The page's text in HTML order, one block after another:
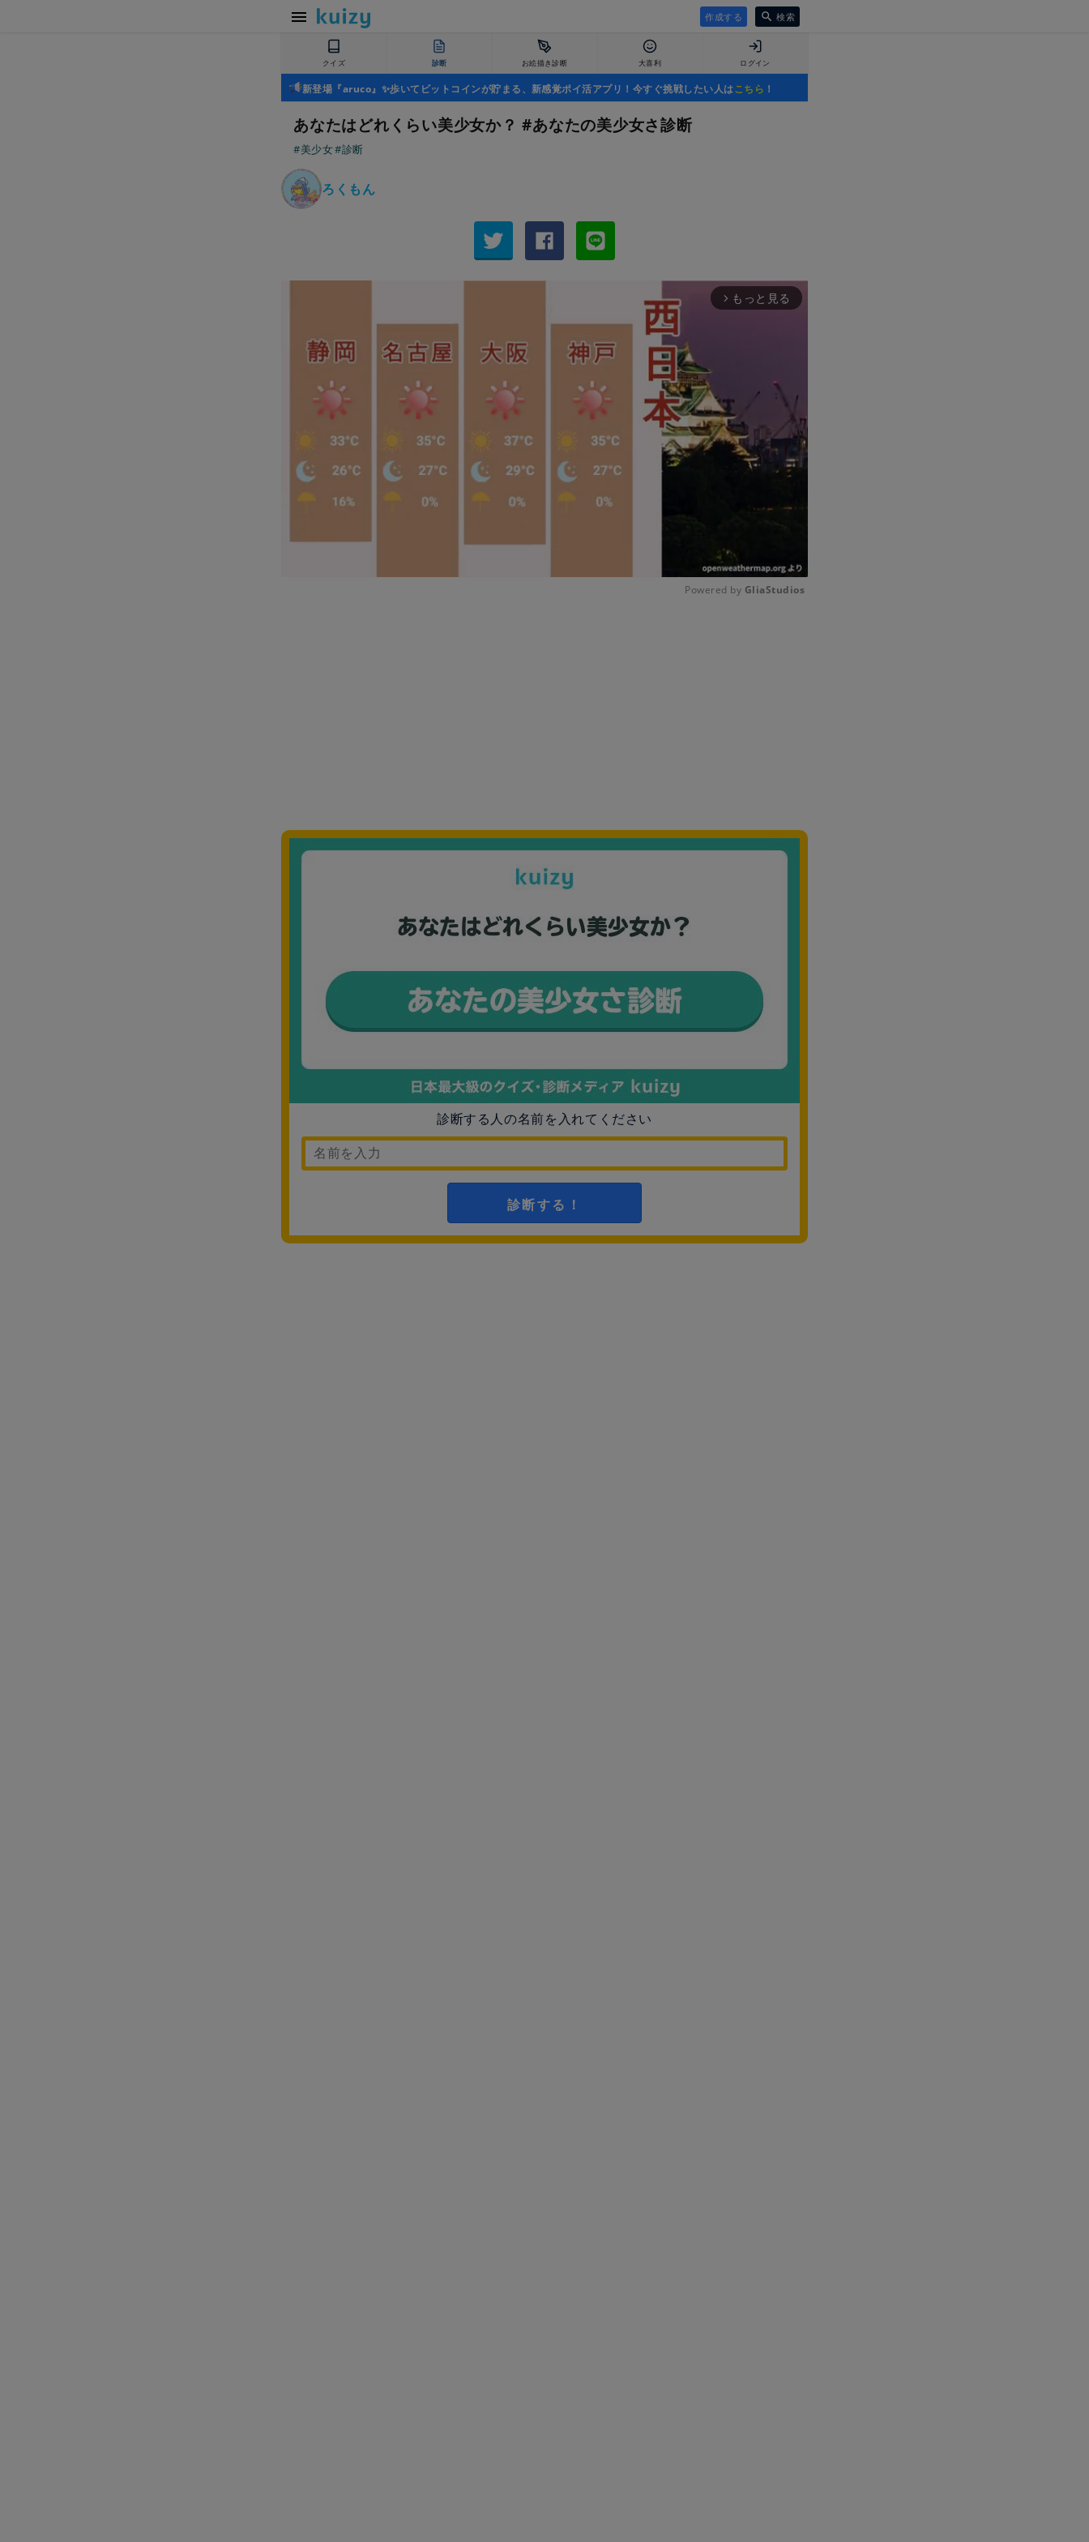
作成する 検索
クイズ 診断 お絵描き診断 大喜利 ログイン
新登場『aruco』✨歩いてビットコインが貯まる、新感覚ポイ活アプリ！今すぐ挑戦したい人はこちら ！
あなたはどれくらい美少女か？ #あなたの美少女さ診断
#美少女#診断
ろくもん
arrow_forward_ios もっと見る
Powered by GliaStudios
診断する人の名前を入れてください
診断する！